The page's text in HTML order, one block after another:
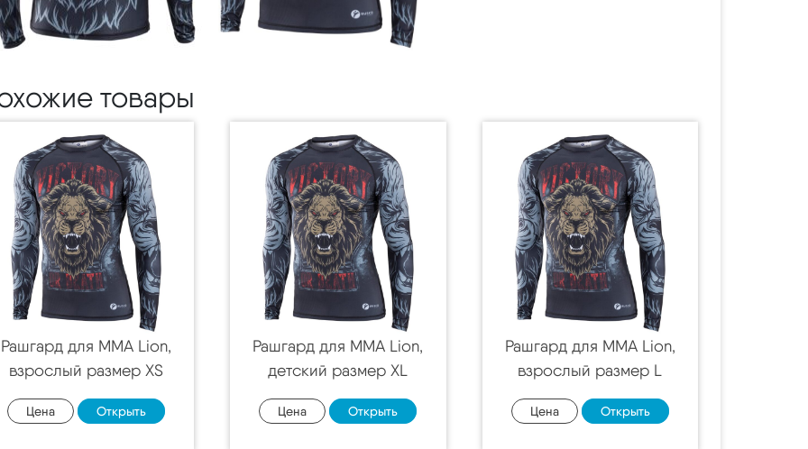
товары
Рашгард для MMA Lion,
взрослый размер XS
Цена Открыть
Рашгард для MMA Lion,
детский размер XL
Цена Открыть
Рашгард для MMA Lion,
взрослый размер L
Цена Открыть